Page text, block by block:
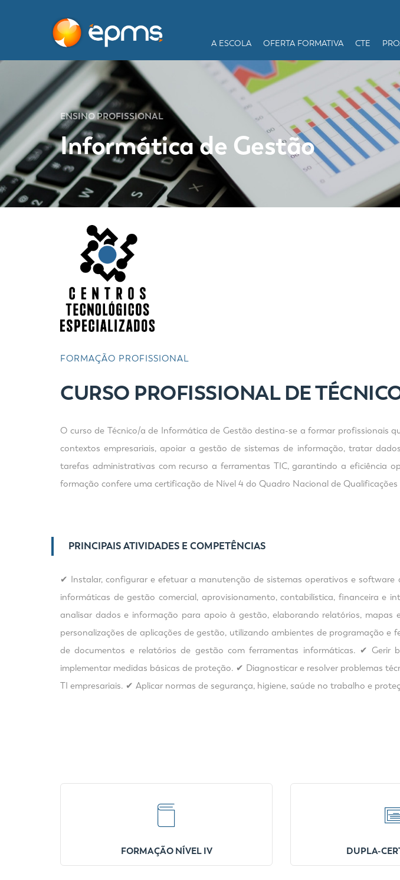
A ESCOLA OFERTA FORMATIVA CTE
ENSINO PROFISSIONAL
Informática de Gestão
FORMAÇÃO PROFISSIONAL
CURSO PROFISSIONAL DE
O curso de Técnico/a de Informática de Gestão destina-se a formar profissionais
contextos empresariais, apoiar a gestão de sistemas de informação, tratar
tarefas administrativas com recurso a ferramentas TIC, garantindo a eficiência
formação confere uma certificação de Nível 4 do Quadro Nacional de
PRINCIPAIS ATIVIDADES E COMPETÊNCIAS
✔ Instalar, configurar e efetuar a manutenção de sistemas operativos e
informáticas de gestão comercial, aprovisionamento, contabilística, financeira e
analisar dados e informação para apoio à gestão, elaborando relatórios,
personalizações de aplicações de gestão, utilizando ambientes de programação
de documentos e relatórios de gestão com ferramentas informáticas. ✔ Gerir
implementar medidas básicas de proteção. ✔ Diagnosticar e resolver problemas
TI empresariais. ✔ Aplicar normas de segurança, higiene, saúde no trabalho e
FORMAÇÃO NÍVEL IV DUPLA-